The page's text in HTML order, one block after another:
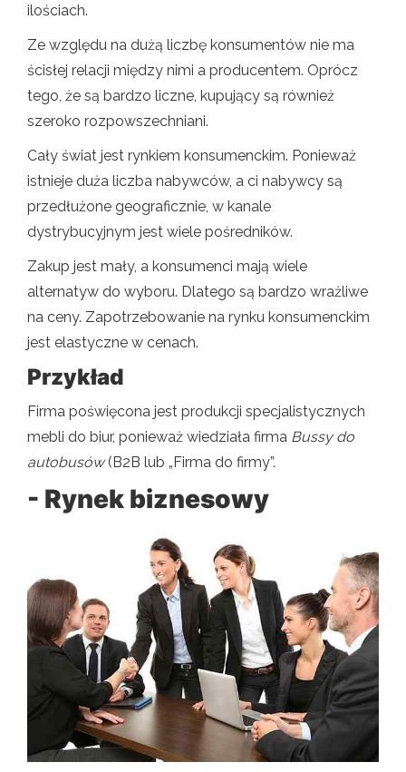
ilościach.
Ze względu na dużą liczbę konsumentów nie ma
ścisłej relacji między nimi a producentem. Oprócz
tego, że są bardzo liczne, kupujący są również
szeroko rozpowszechniani.
Cały świat jest rynkiem konsumenckim. Ponieważ
istnieje duża liczba nabywców, a ci nabywcy są
przedłużone geograficznie, w kanale
dystrybucyjnym jest wiele pośredników.
Zakup jest mały, a konsumenci mają wiele
alternatyw do wyboru. Dlatego są bardzo wrażliwe
na ceny. Zapotrzebowanie na rynku konsumenckim
jest elastyczne w cenach.
Przykład
Firma poświęcona jest produkcji specjalistycznych
mebli do biur, ponieważ wiedziała firma Bussy do
autobusów(B2B lub „Firma do firmy”.
- Rynek biznesowy